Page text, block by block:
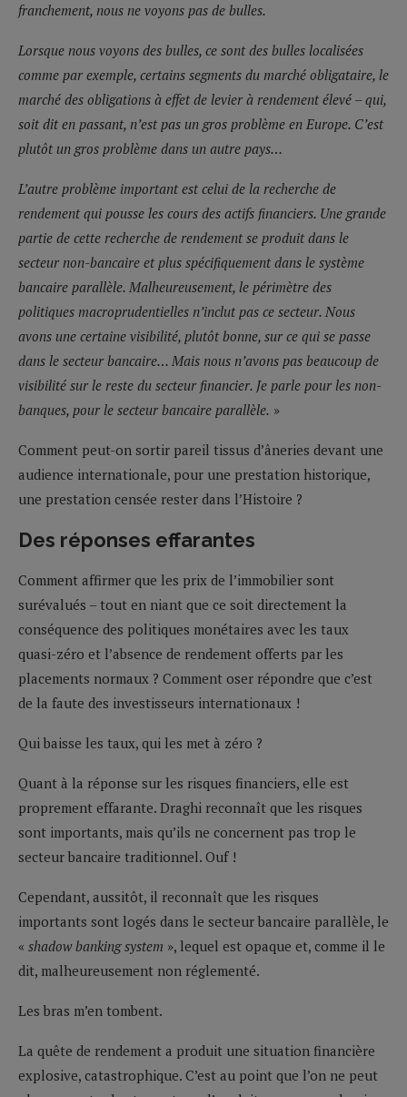
franchement, nous ne voyons pas de bulles.
Lorsque nous voyons des bulles, ce sont des bulles localisées
comme par exemple, certains segments du marché obligataire, le
marché des obligations à effet de levier à rendement élevé – qui,
soit dit en passant, n’est pas un gros problème en Europe. C’est
plutôt un gros problème dans un autre pays…
L’autre problème important est celui de la recherche de
rendement qui pousse les cours des actifs financiers. Une grande
partie de cette recherche de rendement se produit dans le
secteur non-bancaire et plus spécifiquement dans le système
bancaire parallèle. Malheureusement, le périmètre des
politiques macroprudentielles n’inclut pas ce secteur. Nous
avons une certaine visibilité, plutôt bonne, sur ce qui se passe
dans le secteur bancaire… Mais nous n’avons pas beaucoup de
visibilité sur le reste du secteur financier. Je parle pour les non-
banques, pour le secteur bancaire parallèle. »
Comment peut-on sortir pareil tissus d’âneries devant une
audience internationale, pour une prestation historique,
une prestation censée rester dans l’Histoire ?
Des réponses effarantes
Comment affirmer que les prix de l’immobilier sont
surévalués – tout en niant que ce soit directement la
conséquence des politiques monétaires avec les taux
quasi-zéro et l’absence de rendement offerts par les
placements normaux ? Comment oser répondre que c’est
de la faute des investisseurs internationaux !
Qui baisse les taux, qui les met à zéro ?
Quant à la réponse sur les risques financiers, elle est
proprement effarante. Draghi reconnaît que les risques
sont importants, mais qu’ils ne concernent pas trop le
secteur bancaire traditionnel. Ouf !
Cependant, aussitôt, il reconnaît que les risques
importants sont logés dans le secteur bancaire parallèle, le
« shadow banking system », lequel est opaque et, comme il le
dit, malheureusement non réglementé.
Les bras m’en tombent.
La quête de rendement a produit une situation financière
explosive, catastrophique. C’est au point que l’on ne peut